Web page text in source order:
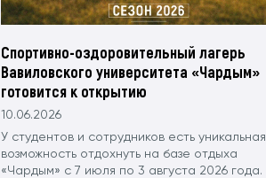
Спортивно-оздоровительный лагерь
Вавиловского университета «Чардым»
готовится к открытию
10.06.2026
У студентов и сотрудников есть уникальная
возможность отдохнуть на базе отдыха
«Чардым» с 7 июля по 3 августа 2026 года.